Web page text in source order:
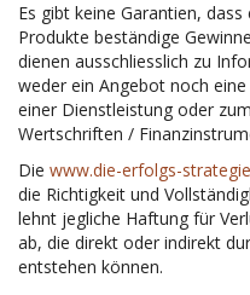
Es gibt keine Garantien,
Produkte beständige
dienen ausschliesslich zu
weder ein Angebot noch
einer Dienstleistung oder
Wertschriften /
Die www.die-erfolgs-
die Richtigkeit und
lehnt jegliche Haftung für
ab, die direkt oder indirekt
entstehen können.